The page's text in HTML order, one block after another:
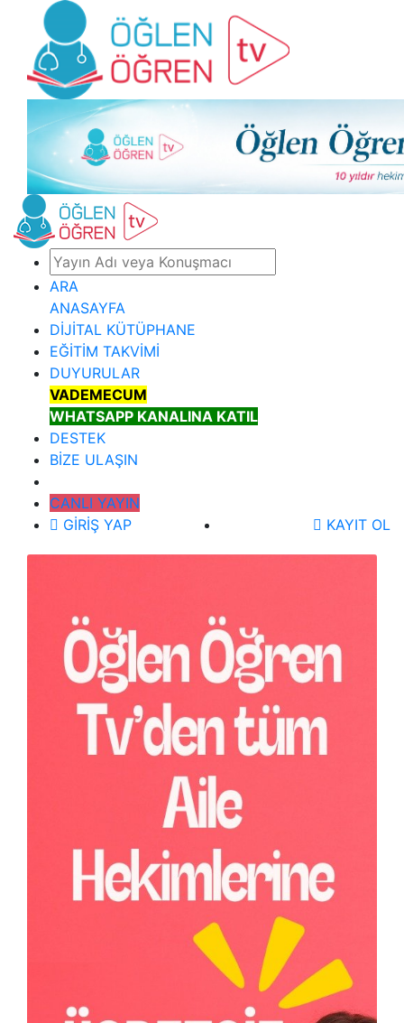
ARA
ANASAYFA
DİJİTAL KÜTÜPHANE
EĞİTİM TAKVİMİ
DUYURULAR
VADEMECUM
WHATSAPP KANALINA KATIL
DESTEK
BİZE ULAŞIN
CANLI YAYIN
GİRİŞ YAP
KAYIT OL